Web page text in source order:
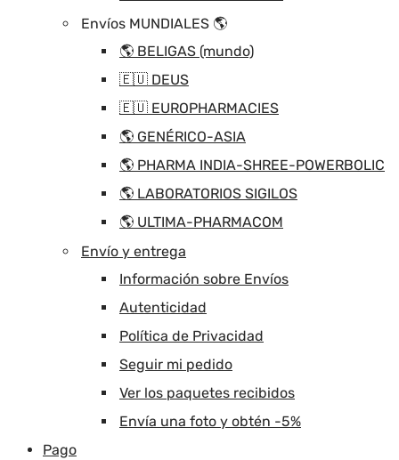
Envíos MUNDIALES 🌎
🌎 BELIGAS (mundo)
🇪🇺 DEUS
🇪🇺 EUROPHARMACIES
🌎 GENÉRICO-ASIA
🌎 PHARMA INDIA-SHREE-POWERBOLIC
🌎 LABORATORIOS SIGILOS
🌎 ULTIMA-PHARMACOM
Envío y entrega
Información sobre Envíos
Autenticidad
Política de Privacidad
Seguir mi pedido
Ver los paquetes recibidos
Envía una foto y obtén -5%
Pago